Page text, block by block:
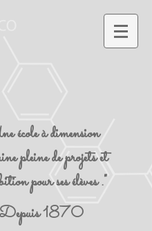
école à dimension
pleine de projets et
pour ses élèves ."
Depuis 1870